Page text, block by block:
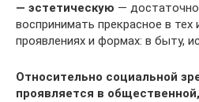
— эстетическую —
воспринимать прекрасное в тех
проявлениях и формах: в быту,
Относительно социальной
проявляется в